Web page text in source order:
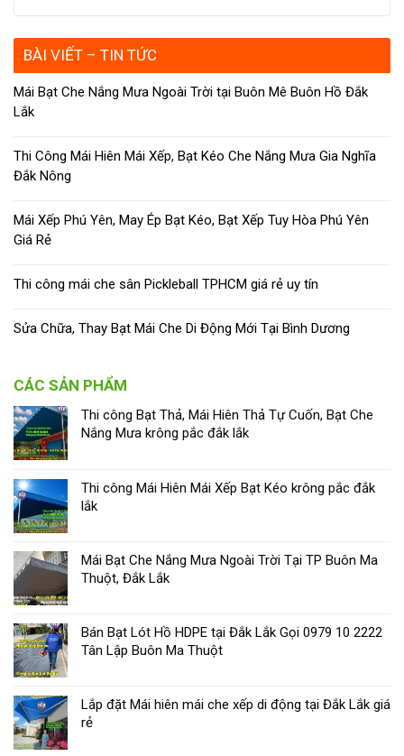
BÀI VIẾT – TIN TỨC
Mái Bạt Che Nắng Mưa Ngoài Trời tại Buôn Mê Buôn Hồ Đắk
Lắk
Thi Công Mái Hiên Mái Xếp, Bạt Kéo Che Nắng Mưa Gia Nghĩa
Đắk Nông
Mái Xếp Phú Yên, May Ép Bạt Kéo, Bạt Xếp Tuy Hòa Phú Yên
Giá Rẻ
Thi công mái che sân Pickleball TPHCM giá rẻ uy tín
Sửa Chữa, Thay Bạt Mái Che Di Động Mới Tại Bình Dương
CÁC SẢN PHẨM
Thi công Bạt Thả, Mái Hiên Thả Tự Cuốn, Bạt Che
Nắng Mưa krông pắc đắk lắk
Thi công Mái Hiên Mái Xếp Bạt Kéo krông pắc đắk
lắk
Mái Bạt Che Nắng Mưa Ngoài Trời Tại TP Buôn Ma
Thuột, Đắk Lắk
Bán Bạt Lót Hồ HDPE tại Đắk Lắk Gọi 0979 10 2222
Tân Lập Buôn Ma Thuột
Lắp đặt Mái hiên mái che xếp di động tại Đắk Lắk giá
rẻ